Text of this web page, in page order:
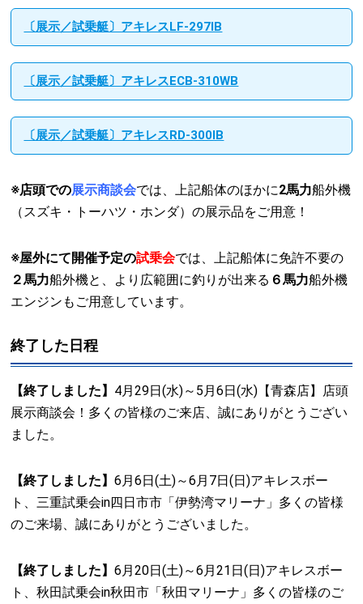
〔展示／試乗艇〕アキレスLF-297IB
〔展示／試乗艇〕アキレスECB-310WB
〔展示／試乗艇〕アキレスRD-300IB
※店頭での展示商談会では、上記船体のほかに2馬力船外機
（スズキ・トーハツ・ホンダ）の展示品をご用意！
※屋外にて開催予定の試乗会では、上記船体に免許不要の
２馬力船外機と、より広範囲に釣りが出来る ６馬力船外機
エンジンもご用意しています。
終了した日程
【終了しました】 4月29日(水)～5月6日(水)【青森店】店頭
展示商談会！多くの皆様のご来店、誠にありがとうござい
ました。
【終了しました】6月6日(土)～6月7日(日)アキレスボー
ト、三重試乗会in四日市市「伊勢湾マリーナ」多くの皆様
のご来場、誠にありがとうございました。
【終了しました】6月20日(土)～6月21日(日)アキレスボー
ト、秋田試乗会in秋田市「秋田マリーナ」多くの皆様のご